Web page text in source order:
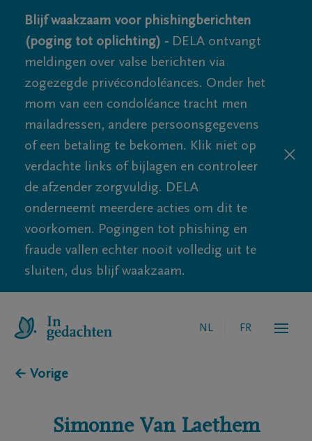
Blijf waakzaam voor phishingberichten
(poging tot oplichting) - DELA ontvangt
meldingen over valse berichten via
zogezegde privécondoléances. Onder het
mom van een condoléance tracht men
mailadressen, andere persoonsgegevens
of een betaling te bekomen. Klik niet op
verdachte links of bijlagen en controleer
de afzender zorgvuldig. DELA
onderneemt meerdere acties om dit te
voorkomen. Pogingen tot phishing en
fraude vallen echter nooit volledig uit te
sluiten, dus blijf waakzaam.
NL FR
← Vorige
Simonne Van Laethem